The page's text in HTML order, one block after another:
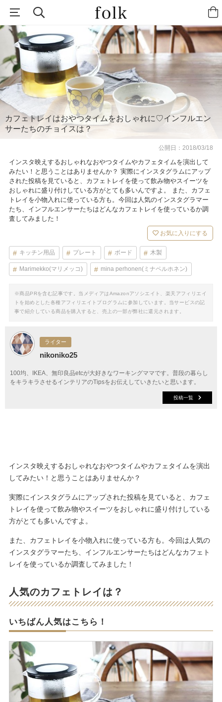
カフェトレイはおやつタイムをおしゃれに♡インフルエン
サーたちのチョイスは？
公開日：2018/03/18
インスタ映えするおしゃれなおやつタイムやカフェタイムを演出して
みたい！と思うことはありませんか？ 実際にインスタグラムにアップ
された投稿を見ていると、カフェトレイを使って飲み物やスイーツを
おしゃれに盛り付けしている方がとても多いんですよ。 また、カフェ
トレイを小物入れに使っている方も。今回は人気のインスタグラマー
たち、インフルエンサーたちはどんなカフェトレイを使っているか調
査してみました！
お気に入りにする
キッチン用品 プレート ボード 木製
Marimekko(マリメッコ) mina perhonen(ミナペルホネン)
※商品PRを含む記事です。当メディアはAmazonアソシエイト、楽天アフィリエイ
トを始めとした各種アフィリエイトプログラムに参加しています。当サービスの記
事で紹介している商品を購入すると、売上の一部が弊社に還元されます。
ライター
nikoniko25
100均、IKEA、無印良品etcが大好きなワーキングママです。普段の暮らし
をキラキラさせるインテリアのTipsをお伝えしていきたいと思います。
投稿一覧
インスタ映えするおしゃれなおやつタイムやカフェタイムを演出
してみたい！と思うことはありませんか？
実際にインスタグラムにアップされた投稿を見ていると、カフェ
トレイを使って飲み物やスイーツをおしゃれに盛り付けしている
方がとても多いんですよ。
また、カフェトレイを小物入れに使っている方も。今回は人気の
インスタグラマーたち、インフルエンサーたちはどんなカフェト
レイを使っているか調査してみました！
人気のカフェトレイは？
いちばん人気はこちら！